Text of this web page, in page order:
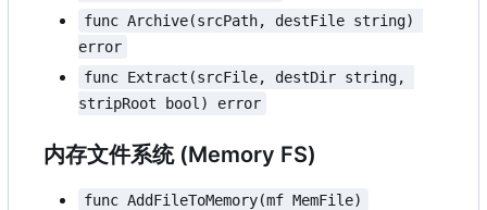
func Archive(srcPath, destFile string)
error
func Extract(srcFile, destDir string,
stripRoot bool) error
内存文件系统 (Memory FS)
func AddFileToMemory(mf MemFile)